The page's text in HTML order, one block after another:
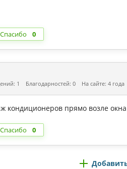
Спасибо 0
1 Благодарностей: 0 На сайте: 4 года
кондиционеров прямо возле
Спасибо 0